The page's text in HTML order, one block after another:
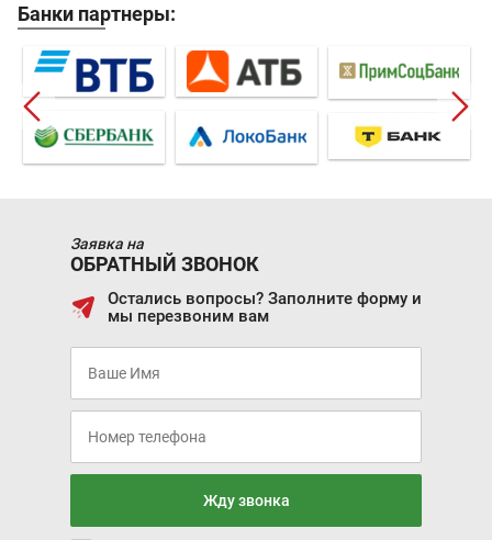
Банки партнеры:
Заявка на
ОБРАТНЫЙ ЗВОНОК
Остались вопросы? Заполните форму и
мы перезвоним вам
Жду звонка